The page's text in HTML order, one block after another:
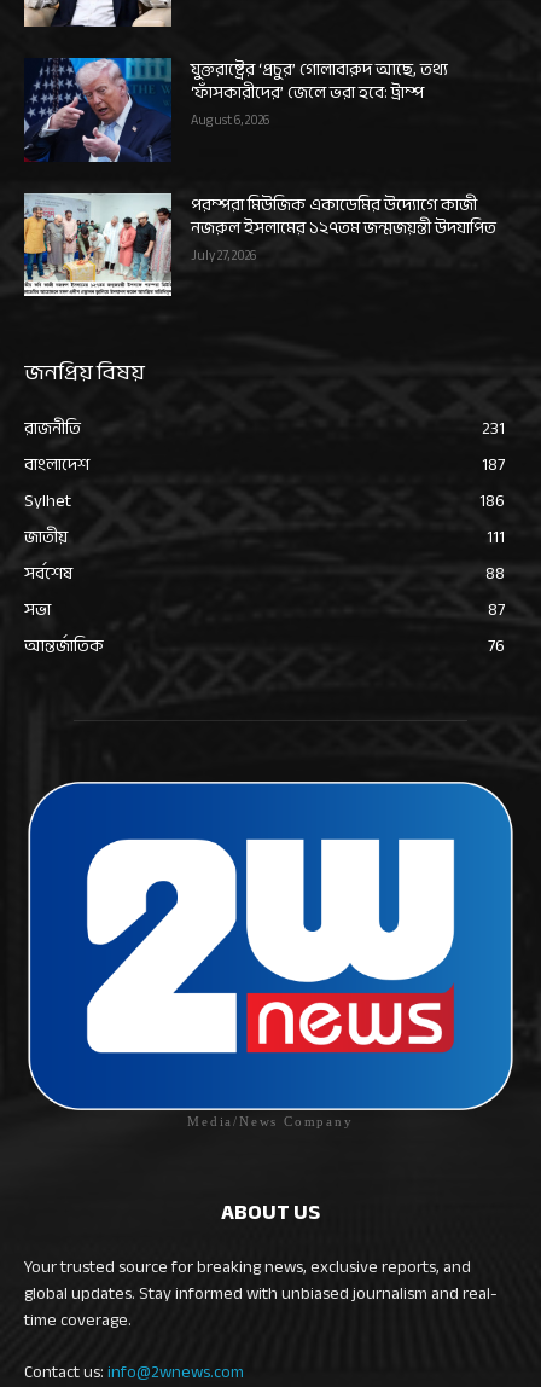
যুক্তরাষ্ট্রের ‘প্রচুর’ গোলাবারুদ আছে, তথ্য
‘ফাঁসকারীদের’ জেলে ভরা হবে: ট্রাম্প
August 6, 2026
পরম্পরা মিউজিক একাডেমির উদ্যোগে কাজী
নজরুল ইসলামের ১২৭তম জন্মজয়ন্তী উদযাপিত
July 27, 2026
জনপ্রিয় বিষয়
রাজনীতি
231
বাংলাদেশ
187
Sylhet
186
জাতীয়
111
সর্বশেষ
88
সভা
87
আন্তর্জাতিক
76
Media/News Company
ABOUT US
Your trusted source for breaking news, exclusive reports, and
global updates. Stay informed with unbiased journalism and real-
time coverage.
Contact us:info@2wnews.com